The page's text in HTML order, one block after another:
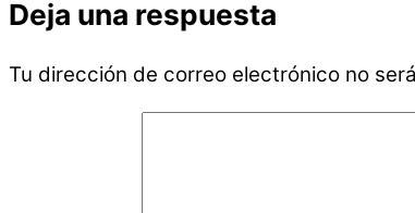
Deja una respuesta
Tu dirección de correo electrónico no